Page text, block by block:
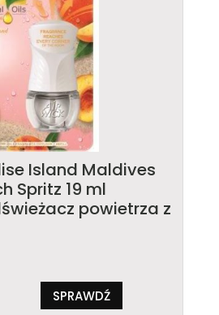
Island Maldives
Spritz 19 ml
powietrza z
SPRAWDŹ